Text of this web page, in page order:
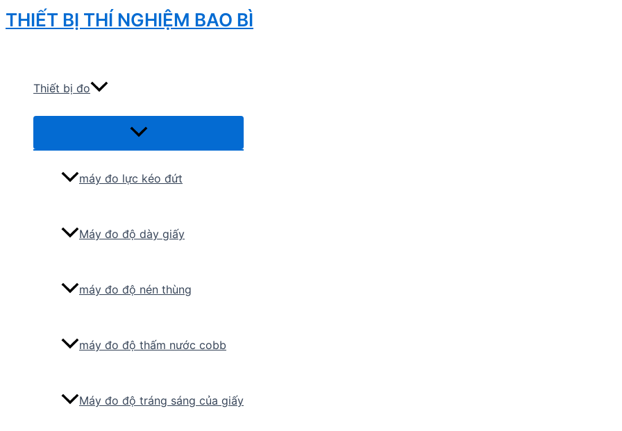
Skip
to
THIẾT BỊ THÍ NGHIỆM BAO BÌ
Thiết bị đo
Menu
máy đo lực kéo đứt
Máy đo độ dày giấy
máy đo độ nén thùng
máy đo độ thấm nước cobb
Máy đo độ tráng sáng của giấy